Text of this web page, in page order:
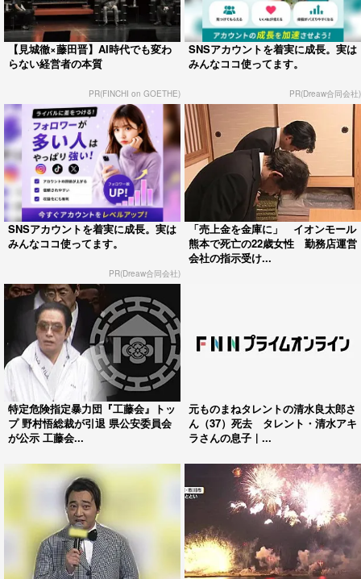
【見城徹×藤田晋】AI時代でも変わ
らない経営者の本質
PR(FINCHI on GOETHE)
SNSアカウントを着実に成長。実は
みんなココ使ってます。
PR(Dreaw合同会社)
SNSアカウントを着実に成長。実は
みんなココ使ってます。
PR(Dreaw合同会社)
「売上金を金庫に」 イオンモール
熊本で死亡の22歳女性 勤務店運営
会社の指示受け...
特定危険指定暴力団『工藤会』トッ
プ 野村悟総裁が引退 県公安委員会
が公示 工藤会...
元ものまねタレントの清水良太郎さ
ん（37）死去 タレント・清水アキ
ラさんの息子｜...